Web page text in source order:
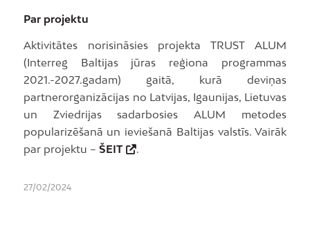
Par projektu
Aktivitātes norisināsies projekta TRUST ALUM
(Interreg Baltijas jūras reģiona programmas
2021.-2027.gadam) gaitā, kurā deviņas
partnerorganizācijas no Latvijas, Igaunijas, Lietuvas
un Zviedrijas sadarbosies ALUM metodes
popularizēšanā un ieviešanā Baltijas valstīs. Vairāk
par projektu – ŠEIT .
27/02/2024